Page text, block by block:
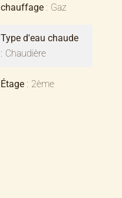
chauffage
Gaz
Type d'eau chaude
Chaudière
Étage 2ème